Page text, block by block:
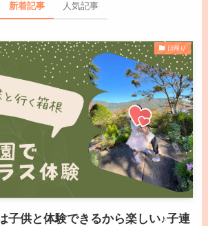
新着記事 人気記事
日帰り
子供と体験できるから楽しい♪子連